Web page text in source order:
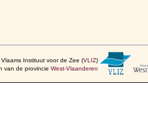
Instituut voor de Zee (VLIZ)
van de provincie West-Vlaanderen